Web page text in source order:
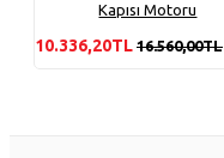
Kapısı Motoru
10.336,20TL 16.560,00TL